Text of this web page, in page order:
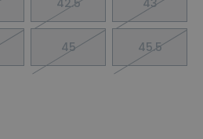
42.5 43
45 45.5